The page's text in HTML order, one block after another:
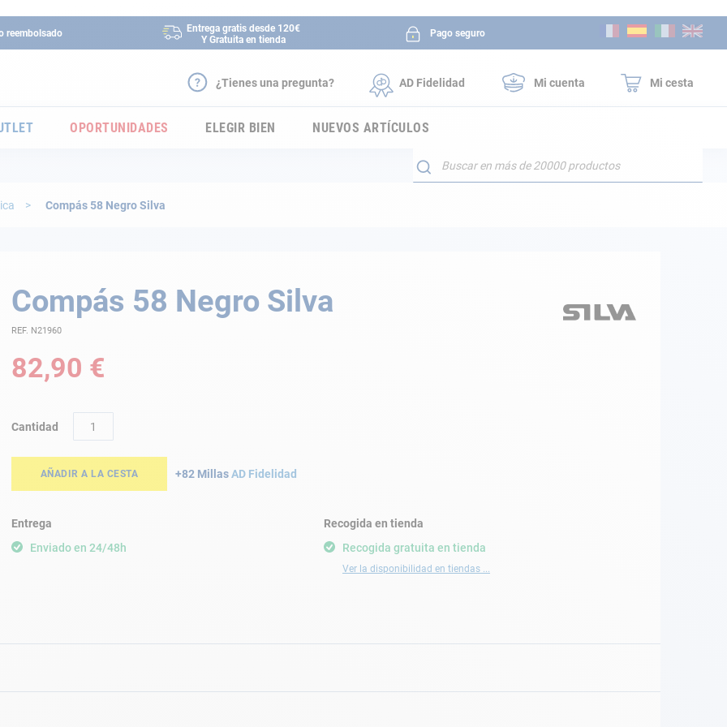
reembolsado
Entrega gratis desde 120€
Y Gratuita en tienda
Pago seguro
¿Tienes una pregunta? AD Fidelidad Mi cuenta Mi cesta
OPORTUNIDADES ELEGIR BIEN NUEVOS ARTÍCULOS
Buscar
Compás 58 Negro Silva
Compás 58 Negro Silva
REF. N21960
82,90 €
Cantidad
AÑADIR A LA CESTA +82 MillasAD Fidelidad
Entrega
Enviado en 24/48h
Recogida gratuita en tienda
Ver la disponibilidad en tiendas ...
Recogida en tienda